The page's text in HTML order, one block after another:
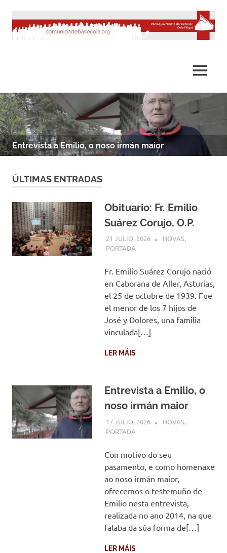
contenido
MENÚ
Entrevista a Emilio, o noso irmán maior
ÚLTIMAS ENTRADAS
Obituario: Fr. Emilio
Suárez Corujo, O.P.
21 JULIO, 2026 COMUNIDADE
NOVAS,
PORTADA
Fr. Emilio Suárez Corujo nació
en Caborana de Aller, Asturias,
el 25 de octubre de 1939. Fue
el menor de los 7 hijos de
José y Dolores, una familia
vinculada[…]
LER MÁIS
Entrevista a Emilio, o
noso irmán maior
17 JULIO, 2026 COMUNIDADE
NOVAS,
PORTADA
Con motivo do seu
pasamento, e como homenaxe
ao noso irmán maior,
ofrecemos o testemuño de
Emilio nesta entrevista,
realizada no ano 2014, na que
falaba da súa forma de[…]
LER MÁIS